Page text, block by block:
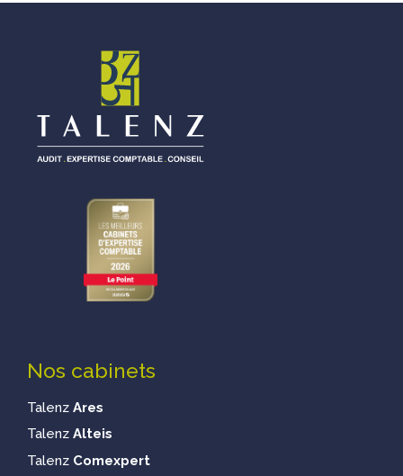
Nos cabinets
Talenz Ares
Talenz Alteis
Talenz Comexpert